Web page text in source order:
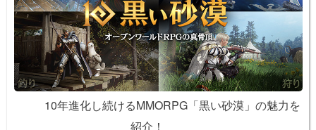
10年進化し続けるMMORPG「黒い砂漠」の魅力を
紹介！